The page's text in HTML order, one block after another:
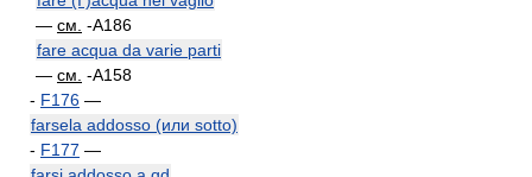
— см. -A186
fare acqua da varie parti
— см. -A158
- F176 —
farsela addosso (или sotto)
- F177 —